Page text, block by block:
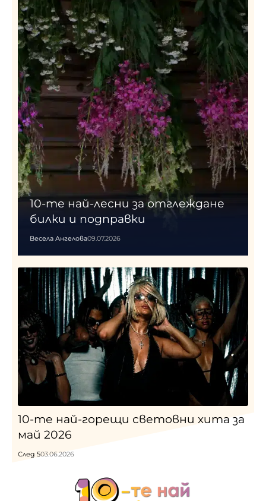
10-те най-лесни за отглеждане
билки и подправки
Весела Ангелова09.07.2026
10-те най-горещи световни хита за
май 2026
След 503.06.2026